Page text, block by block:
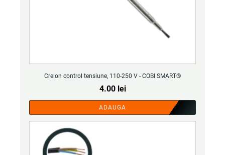
Creion control tensiune, 110-250 V - COBI SMART®
4.00 lei
ADAUGA